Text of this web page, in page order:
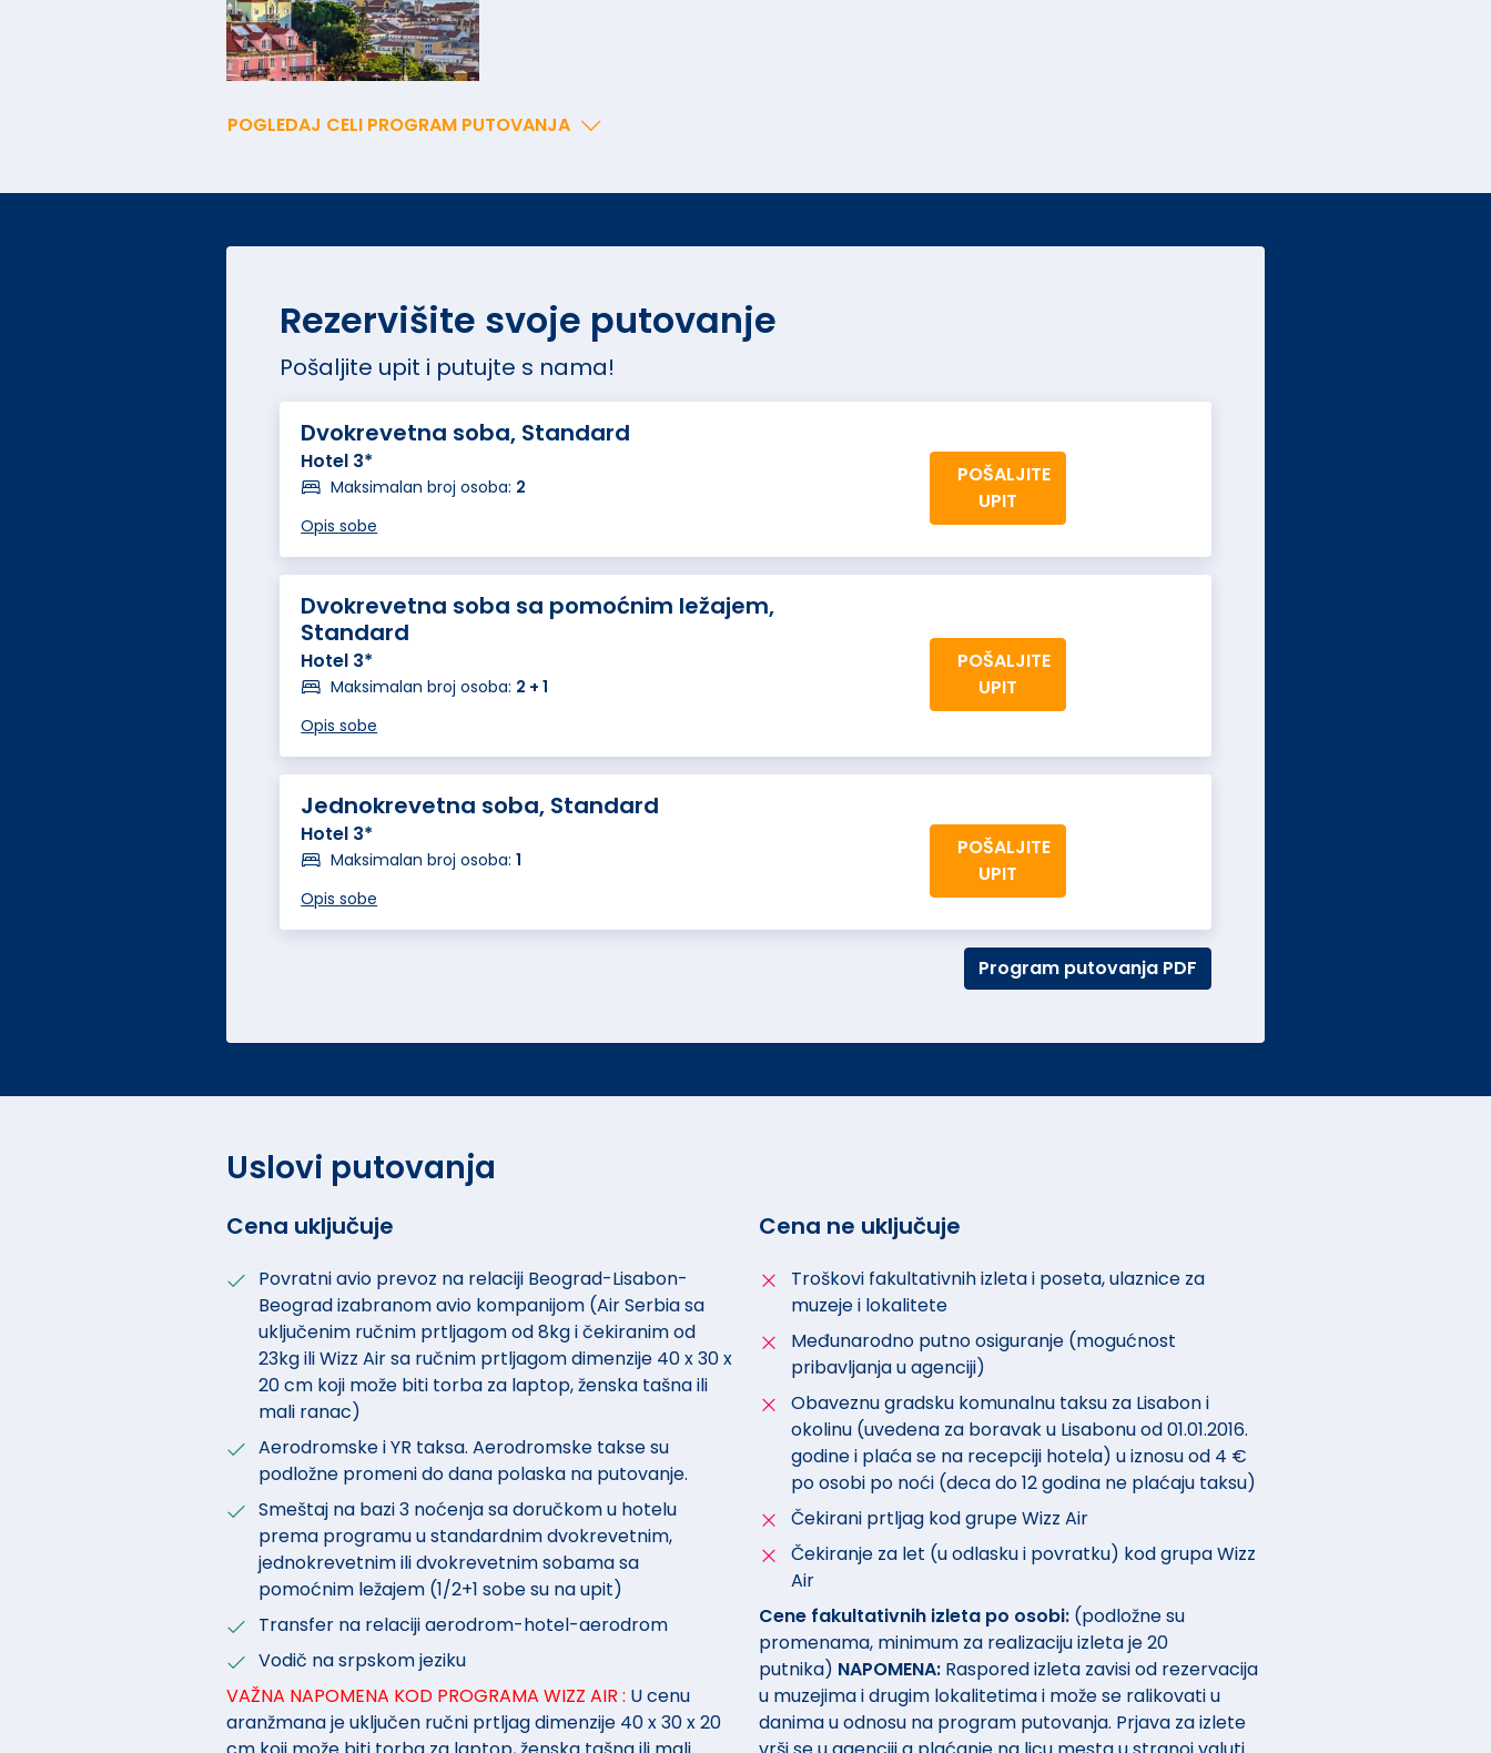
POGLEDAJ CELI PROGRAM PUTOVANJA
Rezervišite svoje putovanje
Pošaljite upit i putujte s nama!
Dvokrevetna soba, Standard
Hotel 3*
Maksimalan broj osoba: 2
Opis sobe
POŠALJITE
UPIT
Dvokrevetna soba sa pomoćnim ležajem,
Standard
Hotel 3*
Maksimalan broj osoba: 2 + 1
Opis sobe
POŠALJITE
UPIT
Jednokrevetna soba, Standard
Hotel 3*
Maksimalan broj osoba:1
Opis sobe
POŠALJITE
UPIT
Program putovanja PDF
Uslovi putovanja
Cena uključuje
Povratni avio prevoz na relaciji Beograd-Lisabon-
Beograd izabranom avio kompanijom (Air Serbia sa
uključenim ručnim prtljagom od 8kg i čekiranim od
23kg ili Wizz Air sa ručnim prtljagom dimenzije 40 x 30 x
20 cm koji može biti torba za laptop, ženska tašna ili
mali ranac)
Aerodromske i YR taksa. Aerodromske takse su
podložne promeni do dana polaska na putovanje.
Smeštaj na bazi 3 noćenja sa doručkom u hotelu
prema programu u standardnim dvokrevetnim,
jednokrevetnim ili dvokrevetnim sobama sa
pomoćnim ležajem (1/2+1 sobe su na upit)
Transfer na relaciji aerodrom-hotel-aerodrom
Vodič na srpskom jeziku
VAŽNA NAPOMENA KOD PROGRAMA WIZZ AIR : U cenu
aranžmana je uključen ručni prtljag dimenzije 40 x 30 x 20
Cena ne uključuje
Troškovi fakultativnih izleta i poseta, ulaznice za
muzeje i lokalitete
Međunarodno putno osiguranje (mogućnost
pribavljanja u agenciji)
Obaveznu gradsku komunalnu taksu za Lisabon i
okolinu (uvedena za boravak u Lisabonu od 01.01.2016.
godine i plaća se na recepciji hotela) u iznosu od 4 €
po osobi po noći (deca do 12 godina ne plaćaju taksu)
Čekirani prtljag kod grupe Wizz Air
Čekiranje za let (u odlasku i povratku) kod grupa Wizz
Air
Cene fakultativnih izleta po osobi: (podložne su
promenama, minimum za realizaciju izleta je 20
putnika) NAPOMENA: Raspored izleta zavisi od rezervacija
u muzejima i drugim lokalitetima i može se ralikovati u
danima u odnosu na program putovanja. Prjava za izlete